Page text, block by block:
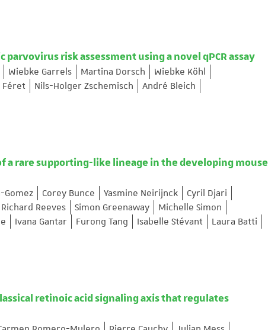
risk assessment using a novel qPCR assay
Wiebke Garrels Martina Dorsch
Wiebke Köhl
Féret Nils-Holger Zschemisch
André Bleich
rare supporting-like lineage in the developing mouse
Gomez Corey Bunce Yasmine Neirijnck
Cyril Djari
Richard Reeves Simon Greenaway
Michelle Simon
Ivana Gantar Furong Tang Isabelle Stévant
Laura Batti
retinoic acid signaling axis that regulates